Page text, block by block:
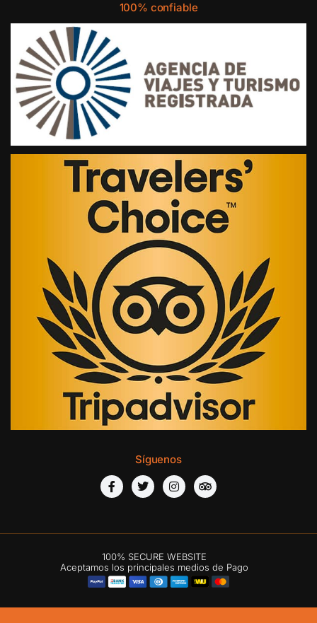
100% confiable
Síguenos
100% SECURE WEBSITE
Aceptamos los principales medios de Pago